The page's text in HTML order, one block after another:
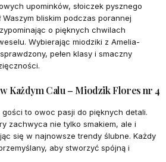
upominków, słoiczek pysznego
bliskim podczas porannej
o pięknych chwilach
Wybierając miodziki z Amelia-
pełen klasy i smaczny
Każdym Calu – Miodzik Flores nr 4
to owoc pasji do pięknych detali.
zachwyca nie tylko smakiem, ale i
się w najnowsze trendy ślubne. Każdy
aby stworzyć spójną i